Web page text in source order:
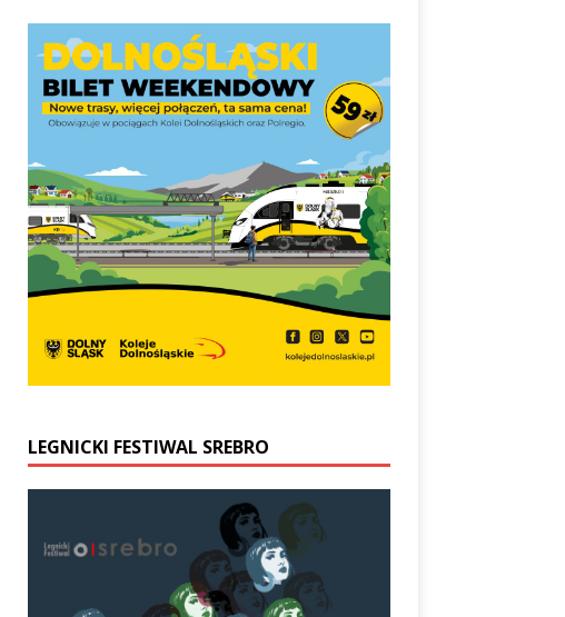
LEGNICKI FESTIWAL SREBRO